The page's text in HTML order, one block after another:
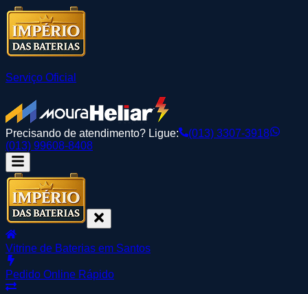
Serviço Oficial
Precisando de atendimento? Ligue:
(013) 3307-3918
(013) 99608-8408
Vitrine de Baterias em Santos
Pedido Online Rápido